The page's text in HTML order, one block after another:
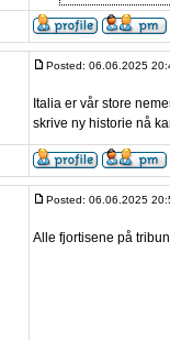
Posted: 06.06.2025
Italia er vår store
skrive ny historie nå
Posted: 06.06.2025
Alle fjortisene på